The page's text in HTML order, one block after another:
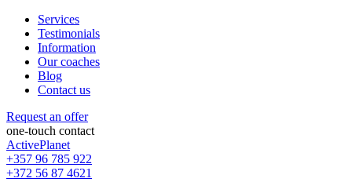
Services
Testimonials
Information
Our coaches
Blog
Contact us
Request an offer
one-touch contact
ActivePlanet
+357 96 785 922
+372 56 87 4621